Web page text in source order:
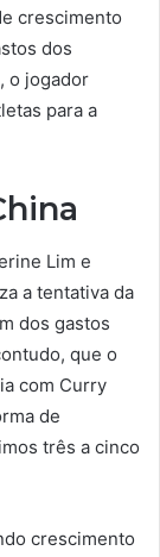
crescimento
dos
o jogador
para a
Lim e
a tentativa da
dos gastos
que o
com Curry
de
três a cinco
crescimento